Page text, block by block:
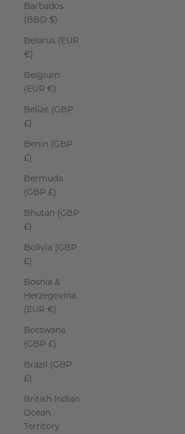
Barbados
(BBD $)
Belarus (EUR
€)
Belgium
(EUR €)
Belize (GBP
£)
Benin (GBP
£)
Bermuda
(GBP £)
Bhutan (GBP
£)
Bolivia (GBP
£)
Bosnia &
Herzegovina
(EUR €)
Botswana
(GBP £)
Brazil (GBP
£)
British Indian
Ocean
Territory